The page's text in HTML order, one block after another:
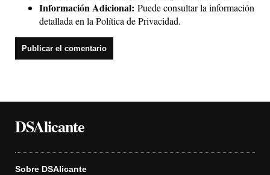
Información Adicional: Puede consultar la información
detallada en laPolítica de Privacidad.
DSAlicante
Sobre DSAlicante